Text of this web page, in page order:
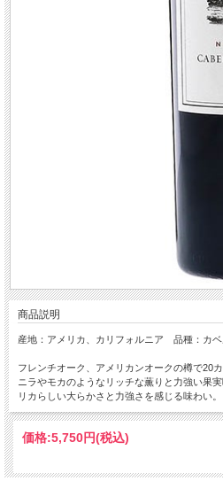
商品説明
産地：アメリカ、カリフォルニア 品種：カ
フレンチオーク、アメリカンオークの樽で20
ニラやモカのようなリッチな薫りと力強い果
リカらしい大らかさと力強さを感じる味わい。
価格:5,750円(税込)